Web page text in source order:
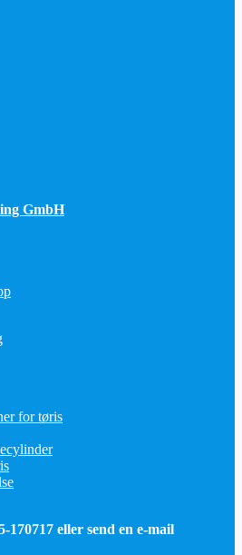
GmbH
for tøris
eller send en e-mail